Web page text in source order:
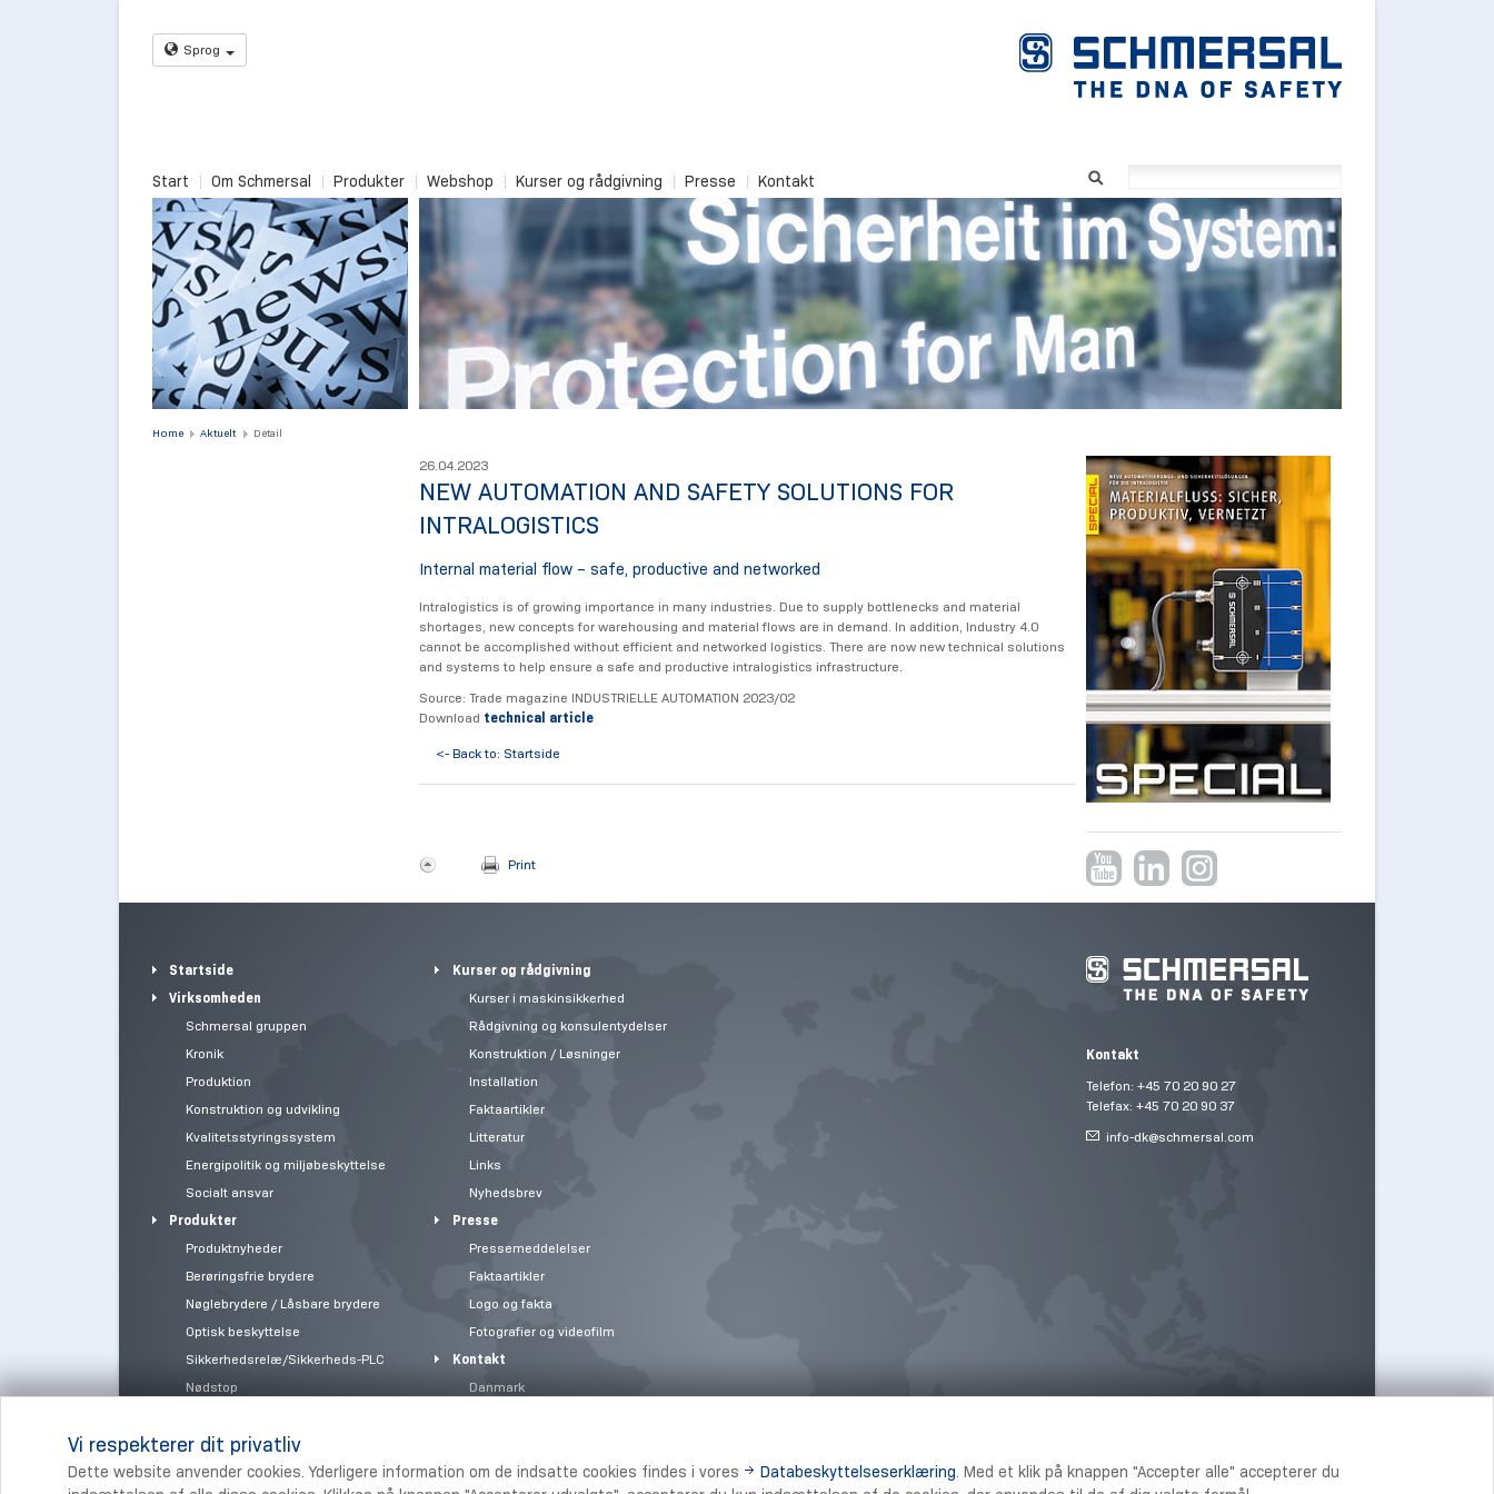
Sprog
Start Om Schmersal Produkter Webshop Kurser og rådgivning Presse Kontakt
Home Aktuelt Detail
26.04.2023
NEW AUTOMATION AND SAFETY SOLUTIONS FOR
INTRALOGISTICS
Internal material flow – safe, productive and networked
Intralogistics is of growing importance in many industries. Due to supply bottlenecks and material
shortages, new concepts for warehousing and material flows are in demand. In addition, Industry 4.0
cannot be accomplished without efficient and networked logistics. There are now new technical solutions
and systems to help ensure a safe and productive intralogistics infrastructure.
Source: Trade magazine INDUSTRIELLE AUTOMATION 2023/02
Download technical article
<- Back to: Startside
Print
Startside
Virksomheden
Schmersal gruppen
Kronik
Produktion
Konstruktion og udvikling
Kvalitetsstyringssystem
Energipolitik og miljøbeskyttelse
Socialt ansvar
Produkter
Produktnyheder
Berøringsfrie brydere
Nøglebrydere / Låsbare brydere
Optisk beskyttelse
Sikkerhedsrelæ/Sikkerheds-PLC
Nødstop
Brochurer
Kvalitet
Kurser og rådgivning
Kurser i maskinsikkerhed
Rådgivning og konsulentydelser
Konstruktion / Løsninger
Installation
Faktaartikler
Litteratur
Links
Nyhedsbrev
Presse
Pressemeddelelser
Faktaartikler
Logo og fakta
Fotografier og videofilm
Kontakt
Danmark
Kontakt
Telefon: +45 70 20 90 27
Telefax: +45 70 20 90 37
info-dk@schmersal.com
Vi respekterer dit privatliv
Dette website anvender cookies. Yderligere information om de indsatte cookies findes i vores Databeskyttelseserklæring. Med et klik på knappen "Accepter alle" accepterer du